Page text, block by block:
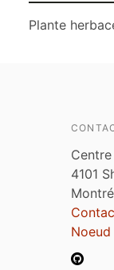
Plante
4101
Noeud